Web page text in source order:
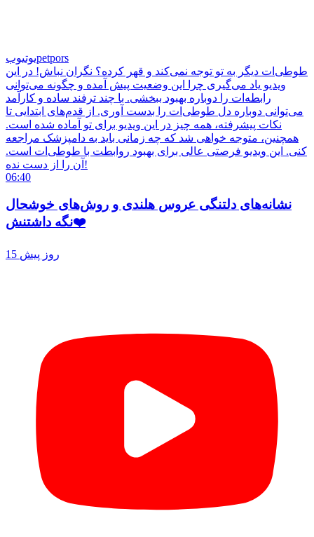
یوتیوبpetpors
طوطی‌ات دیگر به تو توجه نمی‌کند و قهر کرده؟ نگران نباش! در این
ویدیو یاد می‌گیری چرا این وضعیت پیش آمده و چگونه می‌توانی
رابطه‌ات را دوباره بهبود ببخشی. با چند ترفند ساده و کارآمد
می‌توانی دوباره دل طوطی‌ات را بدست آوری. از قدم‌های ابتدایی تا
نکات پیشرفته، همه چیز در این ویدیو برای تو آماده شده است.
همچنین، متوجه خواهی شد که چه زمانی باید به دامپزشک مراجعه
کنی. این ویدیو فرصتی عالی برای بهبود روابطت با طوطی‌ات است.
آن را از دست نده!
06:40
نشانه‌های دلتنگی عروس هلندی و روش‌های خوشحال
نگه داشتنش❤️
15 روز پیش